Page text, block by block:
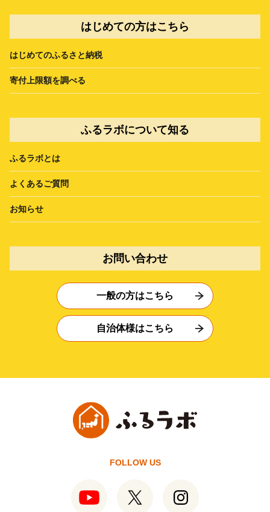
はじめての方はこちら
はじめてのふるさと納税
寄付上限額を調べる
ふるラボについて知る
ふるラボとは
よくあるご質問
お知らせ
お問い合わせ
一般の方はこちら
自治体様はこちら
FOLLOW US